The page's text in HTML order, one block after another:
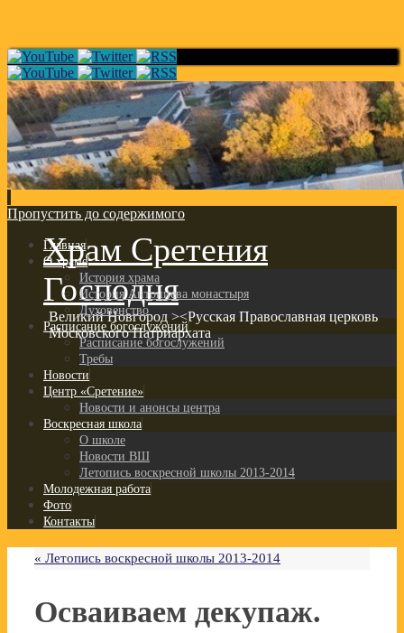
Храм Сретения
Господня
Великий Новгород ><Русская Православная церковь
Московского Патриархата
Пропустить до содержимого
Главная
О храме
История храма
История Антониева монастыря
Духовенство
Расписание богослужений
Расписание богослужений
Требы
Новости
Центр «Сретение»
Новости и анонсы центра
Воскресная школа
О школе
Новости ВШ
Летопись воскресной школы 2013-2014
Молодежная работа
Фото
Контакты
« Летопись воскресной школы 2013-2014
Осваиваем декупаж.